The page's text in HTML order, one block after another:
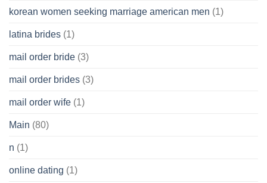
korean women seeking marriage american men (1)
latina brides (1)
mail order bride (3)
mail order brides (3)
mail order wife (1)
Main (80)
n (1)
online dating (1)